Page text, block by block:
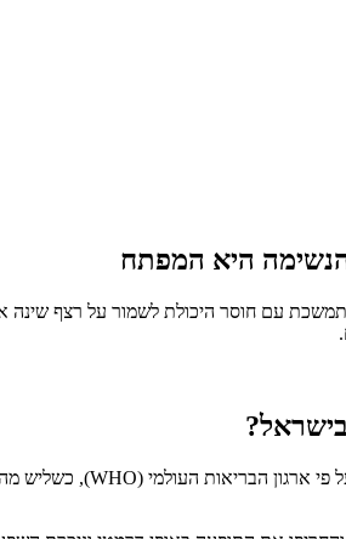
היא המפתח
מתמשכת עם חוסר היכולת לשמור על רצף